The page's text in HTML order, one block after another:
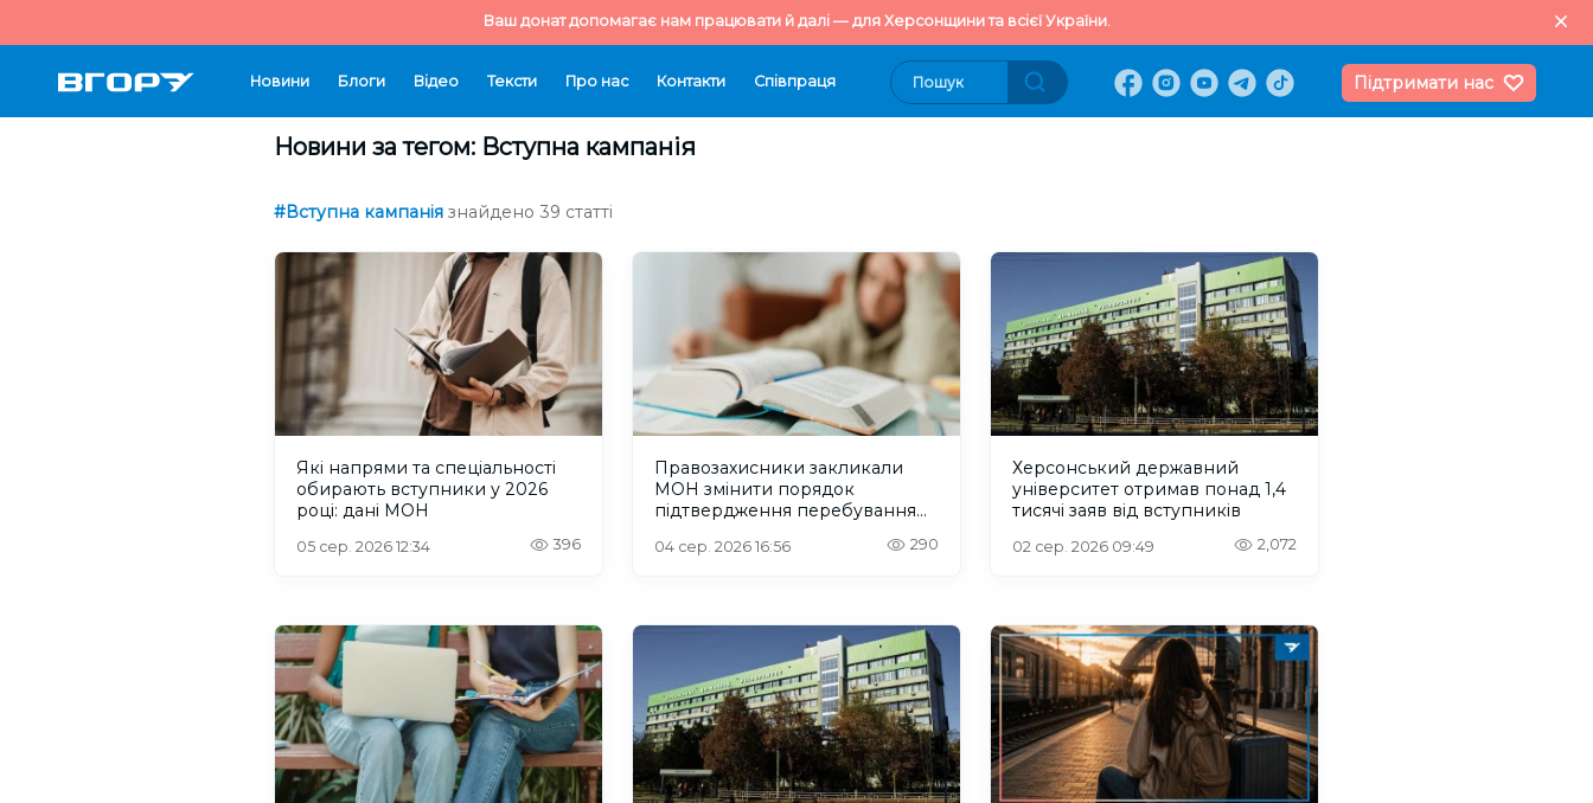
Ваш донат допомагає нам працювати й далі — для Херсонщини та всієї України.
Новини Блоги Відео Тексти Про нас Контакти Cпівпраця Підтримати нас
Новини за тегом: Вступна кампанія
#Вступна кампанія знайдено 39 статті
Які напрями та спеціальності
обирають вступники у 2026
році: дані МОН
05 сер. 2026 12:34 396
Правозахисники закликали
МОН змінити порядок
підтвердження перебування
04 сер. 2026 16:56 290
Херсонський державний
університет отримав понад 1,4
тисячі заяв від вступників
02 сер. 2026 09:49 2,072